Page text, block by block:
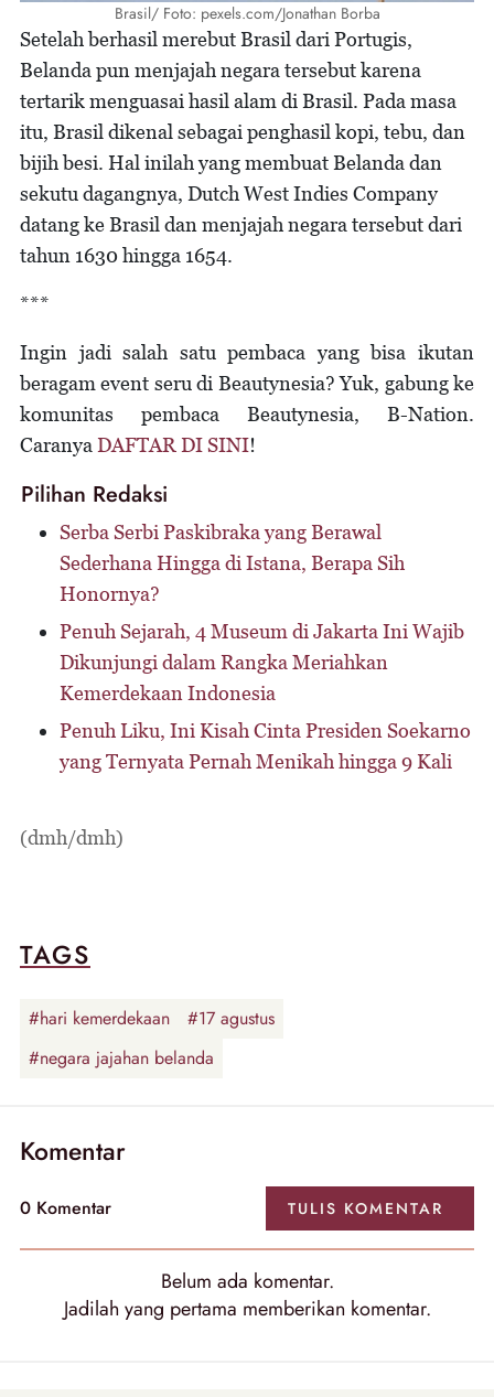
Brasil/ Foto: pexels.com/Jonathan Borba
Setelah berhasil merebut Brasil dari Portugis,
Belanda pun menjajah negara tersebut karena
tertarik menguasai hasil alam di Brasil. Pada masa
itu, Brasil dikenal sebagai penghasil kopi, tebu, dan
bijih besi. Hal inilah yang membuat Belanda dan
sekutu dagangnya, Dutch West Indies Company
datang ke Brasil dan menjajah negara tersebut dari
tahun 1630 hingga 1654.
***
Ingin jadi salah satu pembaca yang bisa ikutan
beragam event seru di Beautynesia? Yuk, gabung ke
komunitas pembaca Beautynesia, B-Nation.
Caranya DAFTAR DI SINI!
Pilihan Redaksi
Serba Serbi Paskibraka yang Berawal
Sederhana Hingga di Istana, Berapa Sih
Honornya?
Penuh Sejarah, 4 Museum di Jakarta Ini Wajib
Dikunjungi dalam Rangka Meriahkan
Kemerdekaan Indonesia
Penuh Liku, Ini Kisah Cinta Presiden Soekarno
yang Ternyata Pernah Menikah hingga 9 Kali
(dmh/dmh)
TAGS
#hari kemerdekaan
#17 agustus
#negara jajahan belanda
Komentar
0 Komentar TULIS KOMENTAR
Belum ada komentar.
Jadilah yang pertama memberikan komentar.